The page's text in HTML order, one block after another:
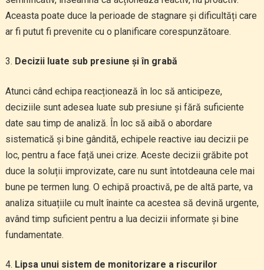
Aceasta poate duce la perioade de stagnare și dificultăți care
ar fi putut fi prevenite cu o planificare corespunzătoare.
Decizii luate sub presiune și în grabă
Atunci când echipa reacționează în loc să anticipeze,
deciziile sunt adesea luate sub presiune și fără suficiente
date sau timp de analiză. În loc să aibă o abordare
sistematică și bine gândită, echipele reactive iau decizii pe
loc, pentru a face față unei crize. Aceste decizii grăbite pot
duce la soluții improvizate, care nu sunt întotdeauna cele mai
bune pe termen lung. O echipă proactivă, pe de altă parte, va
analiza situațiile cu mult înainte ca acestea să devină urgente,
având timp suficient pentru a lua decizii informate și bine
fundamentate.
Lipsa unui sistem de monitorizare a riscurilor